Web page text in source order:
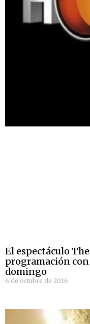
El espectáculo
programación
domingo
6 de octubre de 2016